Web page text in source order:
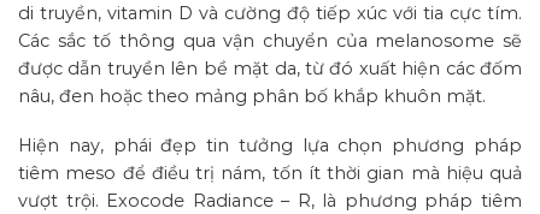
di truyền, vitamin D và cường độ tiếp xúc với tia cực tím.
Các sắc tố thông qua vận chuyển của melanosome sẽ
được dẫn truyền lên bề mặt da, từ đó xuất hiện các đốm
nâu, đen hoặc theo mảng phân bố khắp khuôn mặt.
Hiện nay, phái đẹp tin tưởng lựa chọn phương pháp
tiêm meso để điều trị nám, tốn ít thời gian mà hiệu quả
vượt trội. Exocode Radiance – R, là phương pháp tiêm